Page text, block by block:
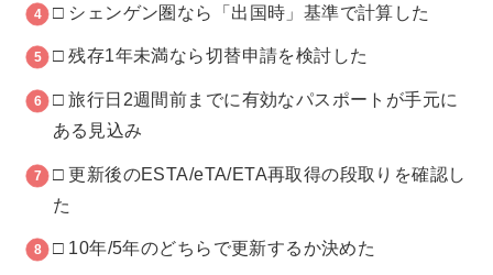
□ シェンゲン圏なら「出国時」基準で計算した
□ 残存1年未満なら切替申請を検討した
□ 旅行日2週間前までに有効なパスポートが手元に
ある見込み
□ 更新後のESTA/eTA/ETA再取得の段取りを確認し
た
□ 10年/5年のどちらで更新するか決めた